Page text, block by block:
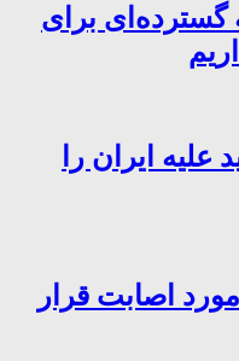
گسترده‌ای برای
ایران را
اصابت قرار